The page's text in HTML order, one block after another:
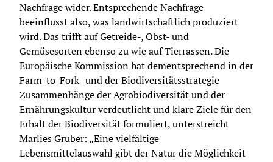
Nachfrage wider. Entsprechende Nachfrage
beeinflusst also, was landwirtschaftlich produziert
wird. Das trifft auf Getreide-, Obst- und
Gemüsesorten ebenso zu wie auf Tierrassen. Die
Europäische Kommission hat dementsprechend in der
Farm-to-Fork- und der Biodiversitätsstrategie
Zusammenhänge der Agrobiodiversität und der
Ernährungskultur verdeutlicht und klare Ziele für den
Erhalt der Biodiversität formuliert, unterstreicht
Marlies Gruber: „Eine vielfältige
Lebensmittelauswahl gibt der Natur die Möglichkeit